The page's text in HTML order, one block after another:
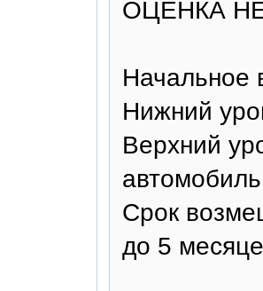
ОЦЕНКА
Начальное
Нижний
Верхний
Срок
до 5